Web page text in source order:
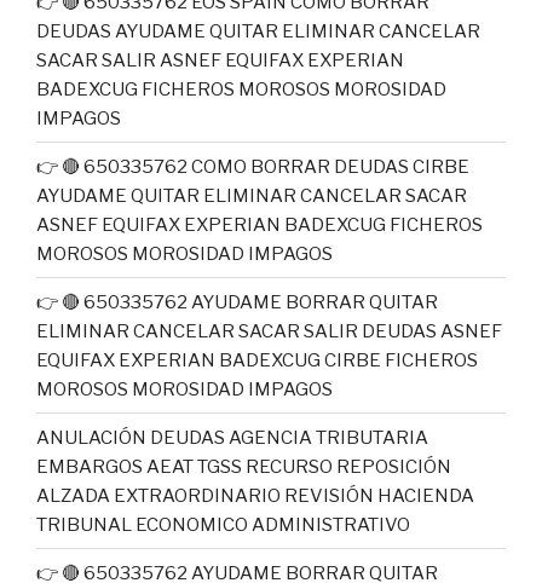
DEUDAS AYUDAME QUITAR ELIMINAR CANCELAR
SACAR SALIR ASNEF EQUIFAX EXPERIAN
BADEXCUG FICHEROS MOROSOS MOROSIDAD
IMPAGOS
👉 🔴 650335762 COMO BORRAR DEUDAS CIRBE
AYUDAME QUITAR ELIMINAR CANCELAR SACAR
ASNEF EQUIFAX EXPERIAN BADEXCUG FICHEROS
MOROSOS MOROSIDAD IMPAGOS
👉 🔴 650335762 AYUDAME BORRAR QUITAR
ELIMINAR CANCELAR SACAR SALIR DEUDAS ASNEF
EQUIFAX EXPERIAN BADEXCUG CIRBE FICHEROS
MOROSOS MOROSIDAD IMPAGOS
ANULACIÓN DEUDAS AGENCIA TRIBUTARIA
EMBARGOS AEAT TGSS RECURSO REPOSICIÓN
ALZADA EXTRAORDINARIO REVISIÓN HACIENDA
TRIBUNAL ECONOMICO ADMINISTRATIVO
👉 🔴 650335762 AYUDAME BORRAR QUITAR